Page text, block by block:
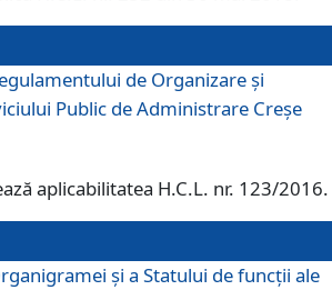
de Organizare și
Public de Administrare Creșe
aplicabilitatea H.C.L. nr. 123/2016.
și a Statului de funcții ale